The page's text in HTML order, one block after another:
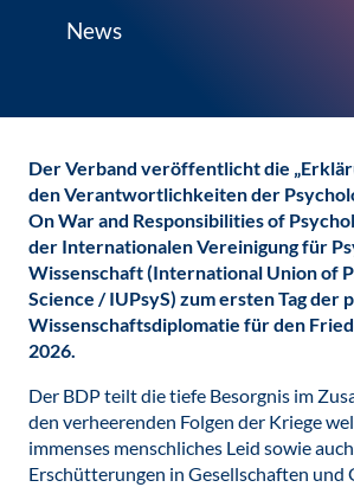
News
Der Verband veröffentlicht die
den Verantwortlichkeiten der
On War and Responsibilities of
der Internationalen Vereinigung für
Wissenschaft (International Union of
Science / IUPsyS) zum ersten Tag der
Wissenschaftsdiplomatie für den
2026.
Der BDP teilt die tiefe Besorgnis im
den verheerenden Folgen der Kriege
immenses menschliches Leid sowie
Erschütterungen in Gesellschaften und